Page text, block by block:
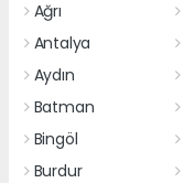
Ağrı
Antalya
Aydın
Batman
Bingöl
Burdur